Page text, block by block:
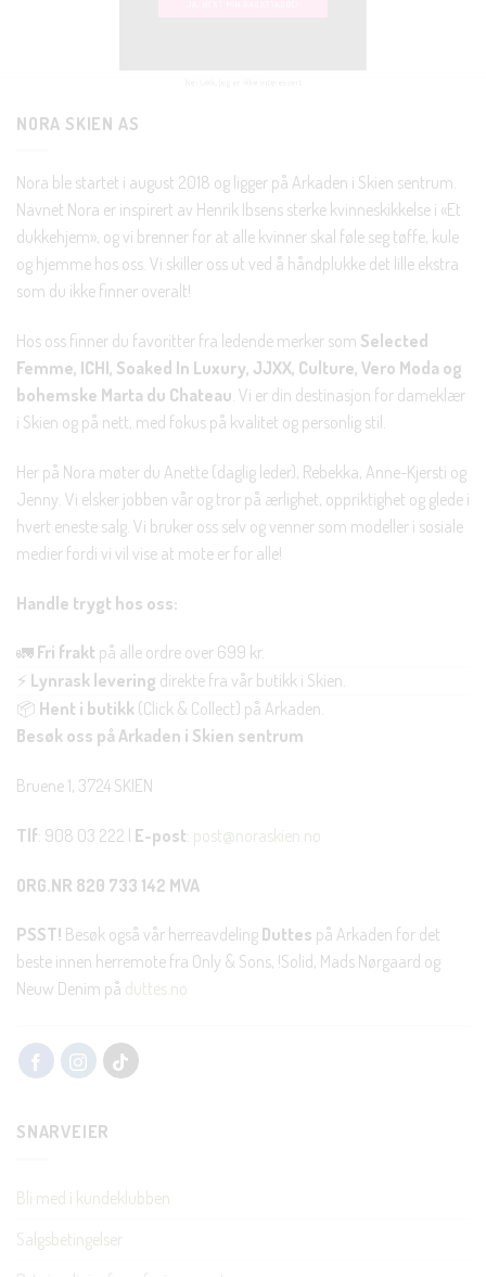
NORA SKIEN AS
Nora ble startet i august 2018 og ligger på Arkaden i Skien sentrum.
Navnet Nora er inspirert av Henrik Ibsens sterke kvinneskikkelse i «Et
dukkehjem», og vi brenner for at alle kvinner skal føle seg tøffe, kule
og hjemme hos oss. Vi skiller oss ut ved å håndplukke det lille ekstra
som du ikke finner overalt!
Hos oss finner du favoritter fra ledende merker som Selected
Femme, ICHI, Soaked In Luxury, JJXX, Culture, Vero Moda og
bohemske Marta du Chateau . Vi er din destinasjon for dameklær
i Skien og på nett, med fokus på kvalitet og personlig stil.
Her på Nora møter du Anette (daglig leder), Rebekka, Anne-Kjersti og
Jenny. Vi elsker jobben vår og tror på ærlighet, oppriktighet og glede i
hvert eneste salg. Vi bruker oss selv og venner som modeller i sosiale
medier fordi vi vil vise at mote er for alle!
Handle trygt hos oss:
🚛 Fri frakt på alle ordre over 699 kr.
⚡ Lynrask levering direkte fra vår butikk i Skien.
📦 Hent i butikk (Click & Collect) på Arkaden.
Besøk oss på Arkaden i Skien sentrum
Bruene 1, 3724 SKIEN
Tlf: 908 03 222 | E-post: post@noraskien.no
ORG.NR 820 733 142 MVA
PSST! Besøk også vår herreavdeling Duttes på Arkaden for det
beste innen herremote fra Only & Sons, !Solid, Mads Nørgaard og
Neuw Denim på duttes.no
SNARVEIER
Bli med i kundeklubben
Salgsbetingelser
Nei takk, Jeg er ikke interessert